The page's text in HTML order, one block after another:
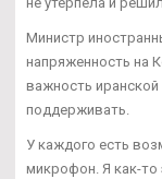
Министр
напряженность на
важность
поддерживать.
У каждого есть
микрофон. Я как-то